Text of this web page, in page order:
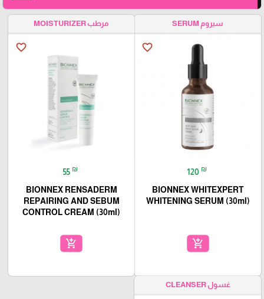
سيروم SERUM
favorite_border
120 ₪
BIONNEX WHITEXPERT
WHITENING SERUM (30ml)
add_shopping_cart
مرطب MOISTURIZER
favorite_border
55 ₪
BIONNEX RENSADERM
REPAIRING AND SEBUM
CONTROL CREAM (30ml)
add_shopping_cart
غسول CLEANSER